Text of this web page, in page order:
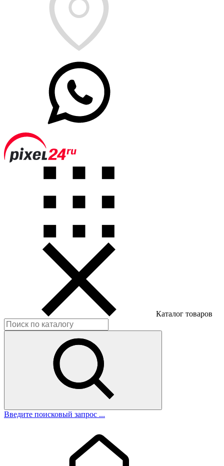
Каталог товаров
Введите поисковый запрос ...